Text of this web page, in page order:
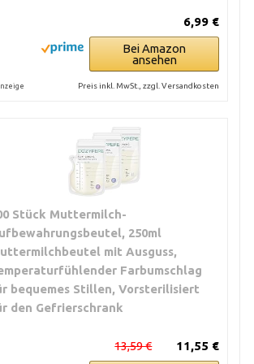
6,99 €
Bei Amazon
ansehen
Preis inkl. MwSt., zzgl. Versandkosten
Stück Muttermilch-
250ml
mit Ausguss,
Farbumschlag
bequemes Stillen, Vorsterilisiert
den Gefrierschrank
11,55 €
13,59 €